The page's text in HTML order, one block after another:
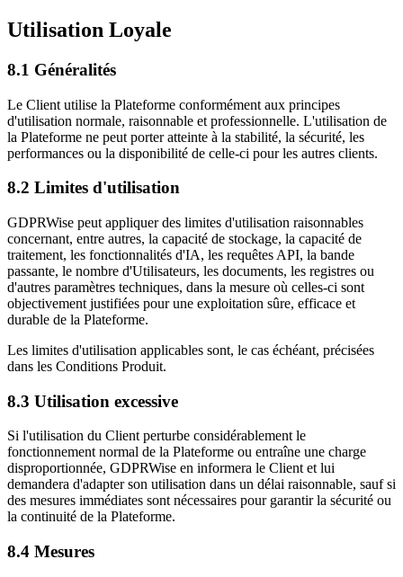
Utilisation Loyale
8.1 Généralités
Le Client utilise la Plateforme conformément aux principes
d'utilisation normale, raisonnable et professionnelle. L'utilisation de
la Plateforme ne peut porter atteinte à la stabilité, la sécurité, les
performances ou la disponibilité de celle-ci pour les autres clients.
8.2 Limites d'utilisation
GDPRWise peut appliquer des limites d'utilisation raisonnables
concernant, entre autres, la capacité de stockage, la capacité de
traitement, les fonctionnalités d'IA, les requêtes API, la bande
passante, le nombre d'Utilisateurs, les documents, les registres ou
d'autres paramètres techniques, dans la mesure où celles-ci sont
objectivement justifiées pour une exploitation sûre, efficace et
durable de la Plateforme.
Les limites d'utilisation applicables sont, le cas échéant, précisées
dans les Conditions Produit.
8.3 Utilisation excessive
Si l'utilisation du Client perturbe considérablement le
fonctionnement normal de la Plateforme ou entraîne une charge
disproportionnée, GDPRWise en informera le Client et lui
demandera d'adapter son utilisation dans un délai raisonnable, sauf si
des mesures immédiates sont nécessaires pour garantir la sécurité ou
la continuité de la Plateforme.
8.4 Mesures